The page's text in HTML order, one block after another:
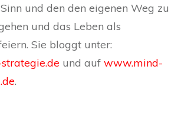
und den den eigenen Weg zu
und das Leben als
Sie bloggt unter:
und auf www.mind-
.